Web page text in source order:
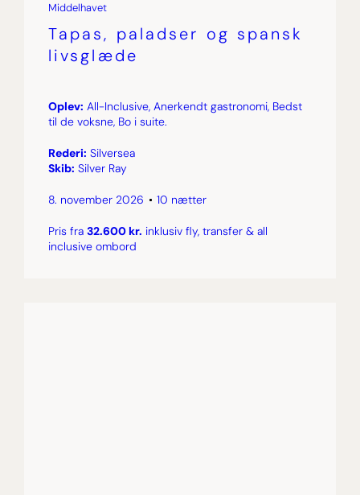
Middelhavet
Tapas, paladser og spansk
livsglæde
Oplev: All-Inclusive, Anerkendt gastronomi, Bedst
til de voksne, Bo i suite.
Rederi: Silversea
Skib: Silver Ray
8. november 2026 10 nætter
Pris fra 32.600 kr. inklusiv fly, transfer & all
inclusive ombord